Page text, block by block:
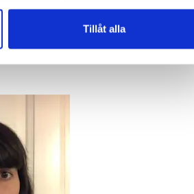
Tillåt alla
inte att
talan, men